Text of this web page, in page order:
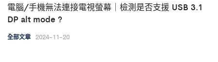
電腦/手機無法連接電視螢幕｜檢測是否支援 USB 3.1
DP alt mode ?
全部文章 2024-11-20